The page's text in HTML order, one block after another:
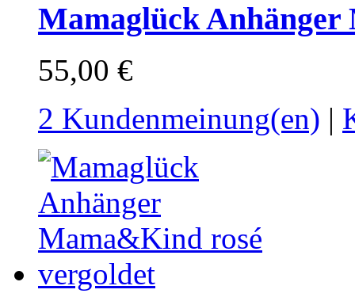
Mamaglück
55,00 €
2 Kundenmeinung(en) |